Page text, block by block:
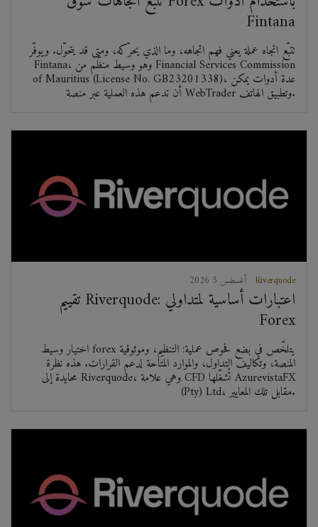
Fintana
تتبّع اتجاه عملة يعني فهم اتجاهه، وما الذي يحرّكه، ومتى قد يتحوّل. ويوفّر
Fintana، وهو وسيط منظّم من Financial Services Commission
of Mauritius (License No. GB23201338)، عدة أدوات يمكن
أن تدعم هذه العملية عبر منصة WebTrader وتطبيق الهاتف.
Riverquode
تقييم Riverquode: اعتبارات أساسية لمتداولي
Forex
اختيار وسيط forex يتلخّص في بضع فحوص عملية: التنظيم، وموثوقية
المنصة، وتكاليف التداول، والموارد المتاحة لدعم القرارات. هذه نظرة
محايدة إلى Riverquode، وهي علامة CFD تُشغّلها AzurevistaFX
(Pty) Ltd، مقابل تلك المعايير.